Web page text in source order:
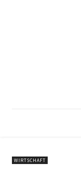
WIRTSCHAFT